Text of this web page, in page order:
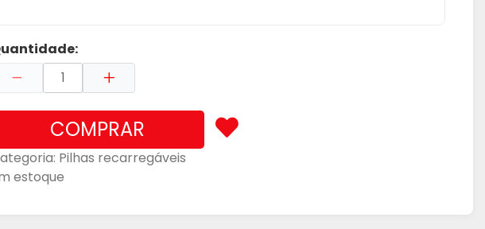
COMPRAR
Pilhas recarregáveis
estoque